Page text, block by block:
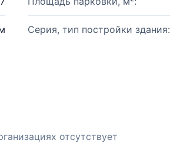
Серия, тип постройки здания:
отсутствует